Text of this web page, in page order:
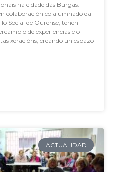
na cidade das Burgas.
colaboración co alumnado da
Social de Ourense, teñen
de experiencias e o
xeracións, creando un espazo
ACTUALIDAD